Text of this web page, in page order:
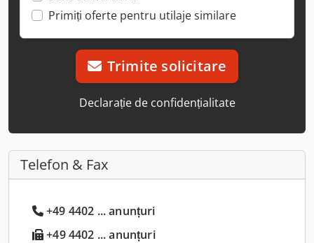
Primiți oferte pentru utilaje similare
Trimite solicitare
Declarație de confidențialitate
Telefon & Fax
+49 4402 ... anunțuri
+49 4402 ... anunțuri